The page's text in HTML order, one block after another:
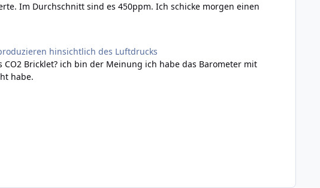
Im Durchschnitt sind es 450ppm. Ich schicke morgen einen
hinsichtlich des Luftdrucks
Bricklet? ich bin der Meinung ich habe das Barometer mit
habe.